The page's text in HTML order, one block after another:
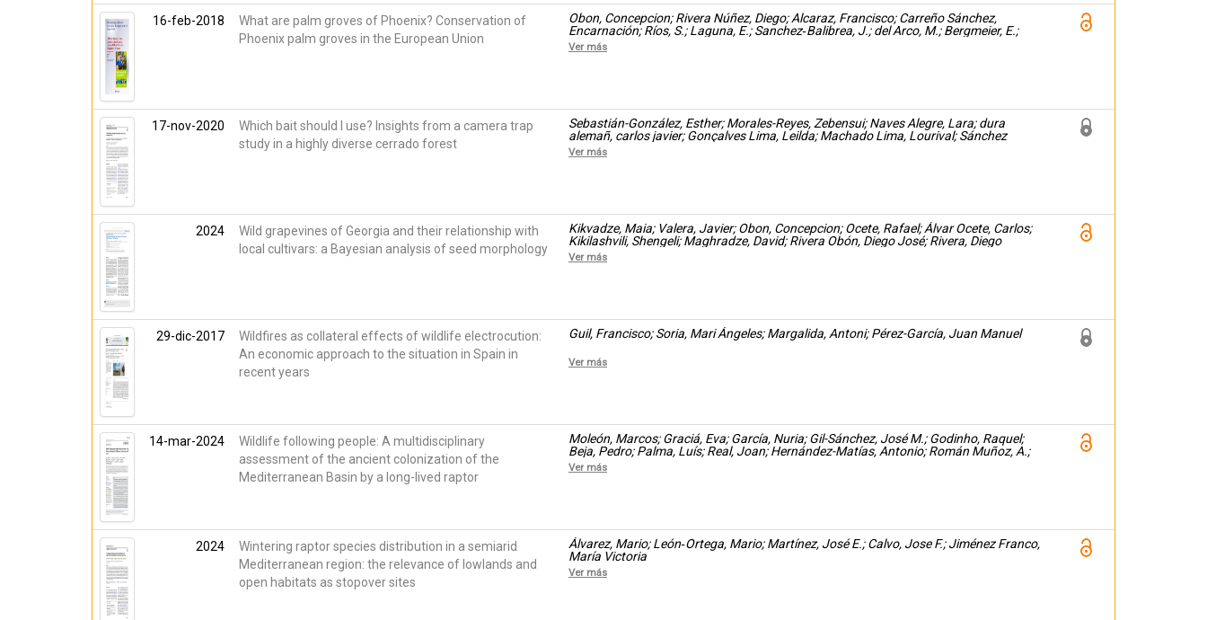
16-feb-2018
What are palm groves of Phoenix? Conservation of
Phoenix palm groves in the European Union
Obon, Concepcion; Rivera Núñez, Diego; Alcaraz, Francisco; Carreño Sánchez,
Encarnación; Ríos, S.; Laguna, E.; Sanchez‑Balibrea, J.; del Arco, M.; Bergmeier, E.;
Johnson, Dennis
Ver más
17-nov-2020
Which bait should I use? Insights from a camera trap
study in a highly diverse cerrado forest
Sebastián-González, Esther; Morales-Reyes, Zebensui; Naves Alegre, Lara; dura
alemañ, carlos javier; Gonçalves Lima, Leilda; Machado Lima, Lourival; Sánchez
Zapata, José Antonio
Ver más
2024
Wild grapevines of Georgia and their relationship with
local cultivars: a Bayesian analysis of seed morphology
Kikvadze, Maia; Valera, Javier; Obon, Concepcion; Ocete, Rafael; Álvar Ocete, Carlos;
Kikilashvili, Shengeli; Maghradze, David; Rivera Obón, Diego José; Rivera, Diego
Ver más
29-dic-2017
Wildfires as collateral effects of wildlife electrocution:
An economic approach to the situation in Spain in
recent years
Guil, Francisco; Soria, Mari Ángeles; Margalida, Antoni; Pérez-García, Juan Manuel
Ver más
14-mar-2024
Wildlife following people: A multidisciplinary
assessment of the ancient colonization of the
Mediterranean Basin by a long-lived raptor
Moleón, Marcos; Graciá, Eva; García, Nuria; Gil-Sánchez, José M.; Godinho, Raquel;
Beja, Pedro; Palma, Luís; Real, Joan; Hernández-Matías, Antonio; Román Muñoz, A.;
Arrondo, Eneko; Sánchez-Zapata, José A.
Ver más
2024
Wintering raptor species distribution in a semiarid
Mediterranean region: the relevance of lowlands and
open habitats as stopover sites
Álvarez, Mario; León‑Ortega, Mario; Martínez, José E.; Calvo, Jose F.; Jiménez Franco,
María Victoria
Ver más